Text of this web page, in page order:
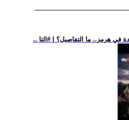
في هرمز.. ما التفاصيل؟ | #التا